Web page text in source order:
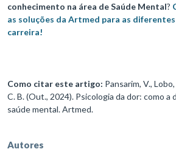
conhecimento na área de Saúde Mental?
as soluções da Artmed para as
carreira!
Como citar este artigo: Pansarim, V.,
C. B. (Out., 2024). Psicologia da dor: como a
saúde mental. Artmed.
Autores